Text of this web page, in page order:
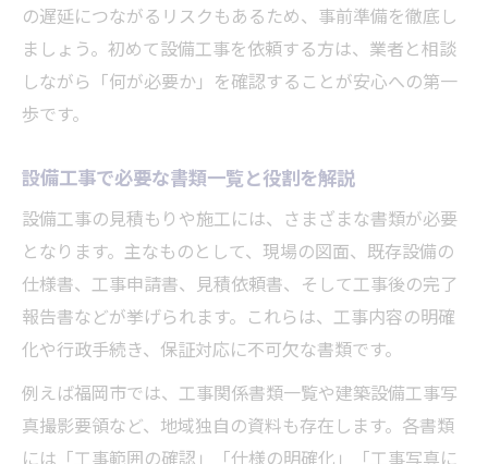
の遅延につながるリスクもあるため、事前準備を徹底し
ましょう。初めて設備工事を依頼する方は、業者と相談
しながら「何が必要か」を確認することが安心への第一
歩です。
設備工事で必要な書類一覧と役割を解説
設備工事の見積もりや施工には、さまざまな書類が必要
となります。主なものとして、現場の図面、既存設備の
仕様書、工事申請書、見積依頼書、そして工事後の完了
報告書などが挙げられます。これらは、工事内容の明確
化や行政手続き、保証対応に不可欠な書類です。
例えば福岡市では、工事関係書類一覧や建築設備工事写
真撮影要領など、地域独自の資料も存在します。各書類
には「工事範囲の確認」「仕様の明確化」「工事写真に